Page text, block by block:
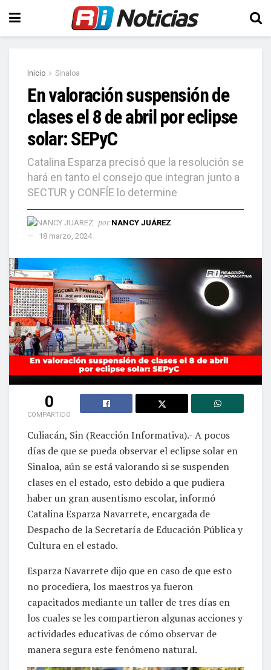
Inicio Sinaloa
En valoración suspensión de
clases el 8 de abril por eclipse
solar: SEPyC
Catalina Esparza precisó que la resolución se
hará en tanto el consejo que integran junto a
SECTUR y CONFÍE lo determine
por NANCY JUÁREZ
18 marzo, 2024
0
COMPARTIDO
Culiacán, Sin (Reacción Informativa).- A pocos
días de que se pueda observar el eclipse solar en
Sinaloa, aún se está valorando si se suspenden
clases en el estado, esto debido a que pudiera
haber un gran ausentismo escolar, informó
Catalina Esparza Navarrete, encargada de
Despacho de la Secretaría de Educación Pública y
Cultura en el estado.
Esparza Navarrete dijo que en caso de que esto
no procediera, los maestros ya fueron
capacitados mediante un taller de tres días en
los cuales se les compartieron algunas acciones y
actividades educativas de cómo observar de
manera segura este fenómeno natural.